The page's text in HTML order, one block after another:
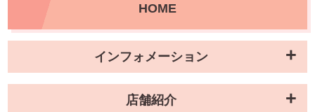
HOME
インフォメーション
店舗紹介